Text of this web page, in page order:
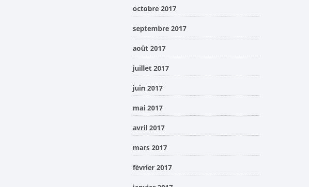
octobre 2017
septembre 2017
août 2017
juillet 2017
juin 2017
mai 2017
avril 2017
mars 2017
février 2017